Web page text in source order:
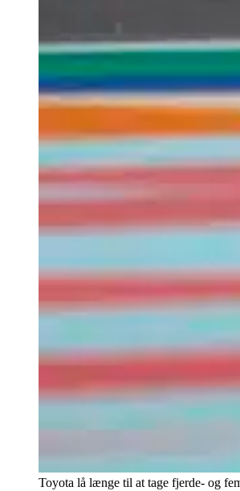
Toyota lå længe til at tage fjerde- og